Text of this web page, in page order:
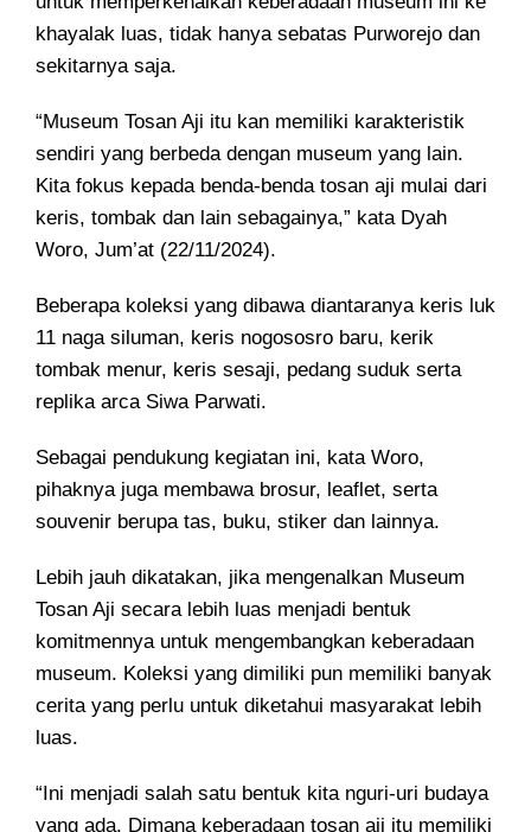
khayalak luas, tidak hanya sebatas Purworejo dan
sekitarnya saja.
“Museum Tosan Aji itu kan memiliki karakteristik
sendiri yang berbeda dengan museum yang lain.
Kita fokus kepada benda-benda tosan aji mulai dari
keris, tombak dan lain sebagainya,” kata Dyah
Woro, Jum’at (22/11/2024).
Beberapa koleksi yang dibawa diantaranya keris luk
11 naga siluman, keris nogososro baru, kerik
tombak menur, keris sesaji, pedang suduk serta
replika arca Siwa Parwati.
Sebagai pendukung kegiatan ini, kata Woro,
pihaknya juga membawa brosur, leaflet, serta
souvenir berupa tas, buku, stiker dan lainnya.
Lebih jauh dikatakan, jika mengenalkan Museum
Tosan Aji secara lebih luas menjadi bentuk
komitmennya untuk mengembangkan keberadaan
museum. Koleksi yang dimiliki pun memiliki banyak
cerita yang perlu untuk diketahui masyarakat lebih
luas.
“Ini menjadi salah satu bentuk kita nguri-uri budaya
yang ada. Dimana keberadaan tosan aji itu memiliki